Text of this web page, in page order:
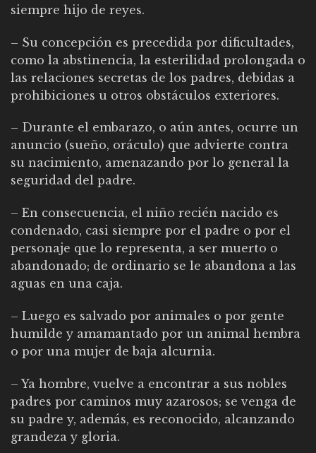
siempre hijo de reyes.
– Su concepción es precedida por dificultades,
como la abstinencia, la esterilidad prolongada o
las relaciones secretas de los padres, debidas a
prohibiciones u otros obstáculos exteriores.
– Durante el embarazo, o aún antes, ocurre un
anuncio (sueño, oráculo) que advierte contra
su nacimiento, amenazando por lo general la
seguridad del padre.
– En consecuencia, el niño recién nacido es
condenado, casi siempre por el padre o por el
personaje que lo representa, a ser muerto o
abandonado; de ordinario se le abandona a las
aguas en una caja.
– Luego es salvado por animales o por gente
humilde y amamantado por un animal hembra
o por una mujer de baja alcurnia.
– Ya hombre, vuelve a encontrar a sus nobles
padres por caminos muy azarosos; se venga de
su padre y, además, es reconocido, alcanzando
grandeza y gloria.